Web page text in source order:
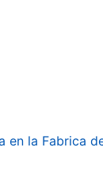
la Fabrica